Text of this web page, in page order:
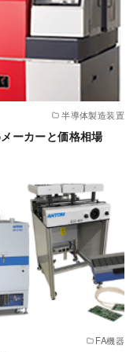
半導体製造装置
ーカーと価格相場
FA機器